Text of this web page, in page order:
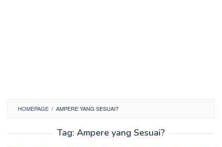
HOMEPAGE / AMPERE YANG SESUAI?
Tag: Ampere yang Sesuai?